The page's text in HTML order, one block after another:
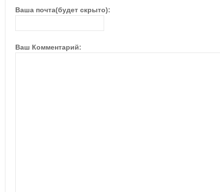
Ваша почта(будет скрыто):
Ваш Комментарий: